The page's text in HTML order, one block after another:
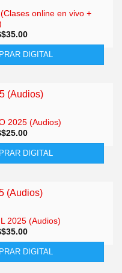
online en vivo +
35.00El
actual
es:
US$35.00.
DIGITAL
2025 (Audios)
25.00El
actual
es:
US$25.00.
DIGITAL
2025 (Audios)
35.00El
actual
es:
US$35.00.
DIGITAL